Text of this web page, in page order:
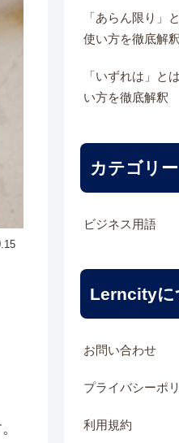
「あらん限り」
使い方を徹底解釈
「いずれは」と
い方を徹底解釈
カテゴリー
ビジネス用語
Lerncityに
お問い合わせ
プライバシーポ
利用規約